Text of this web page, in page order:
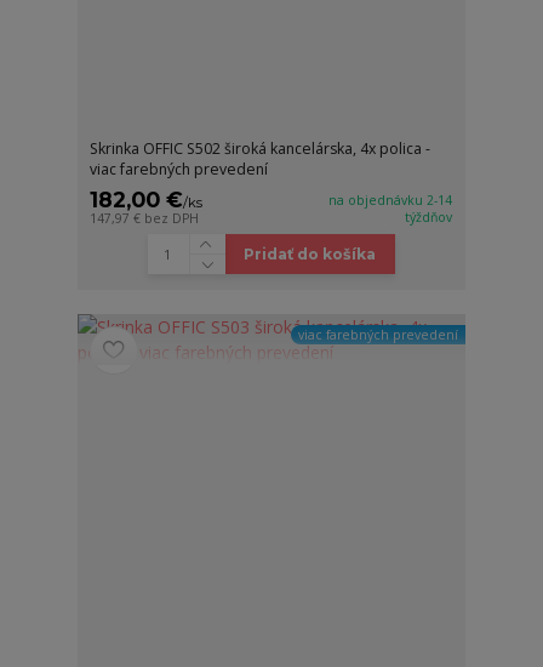
Skrinka OFFIC S502 široká kancelárska, 4x polica -
viac farebných prevedení
182,00 €/ks
147,97 € bez DPH
na objednávku 2-14
týždňov
Pridať do košíka
viac farebných prevedení